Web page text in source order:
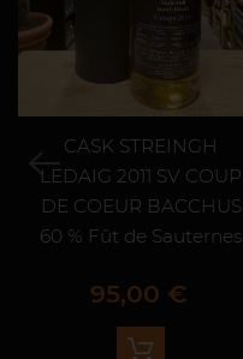
CASK STREINGH
LEDAIG 2011 SV COUP
DE COEUR BACCHUS
60 % Fût de Sauternes
Prix
95,00 €